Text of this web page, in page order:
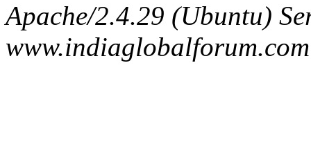
Apache/2.4.29 (Ubuntu)